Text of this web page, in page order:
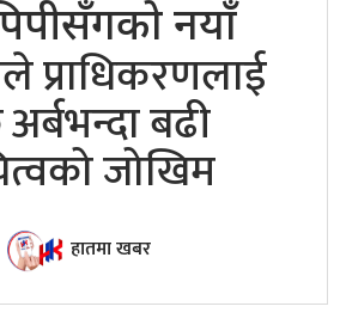
नयाँ
प्राधिकरणलाई
बढी
जोखिम
हातमा खबर